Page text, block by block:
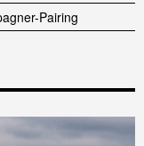
Pairing